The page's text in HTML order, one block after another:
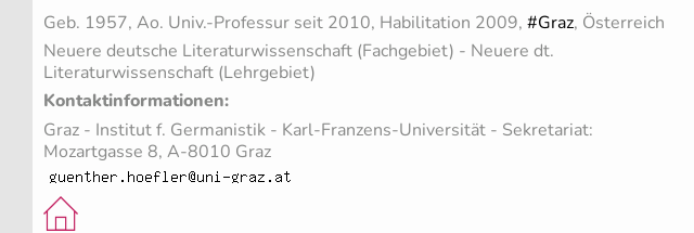
Geb. 1957, Ao. Univ.-Professur seit 2010, Habilitation 2009, #Graz, Österreich
Neuere deutsche Literaturwissenschaft (Fachgebiet) - Neuere dt.
Literaturwissenschaft (Lehrgebiet)
Kontaktinformationen:
Graz - Institut f. Germanistik - Karl-Franzens-Universität - Sekretariat:
Mozartgasse 8, A-8010 Graz